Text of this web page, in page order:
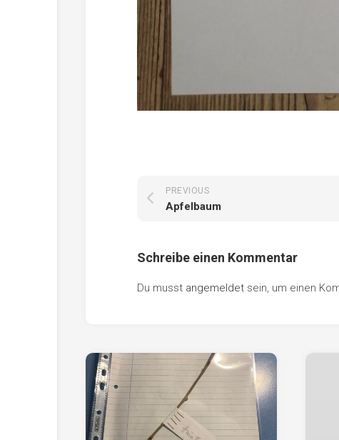
PREVIOUS
Apfelbaum
Schreibe einen Kommentar
Du musst angemeldet sein, um einen